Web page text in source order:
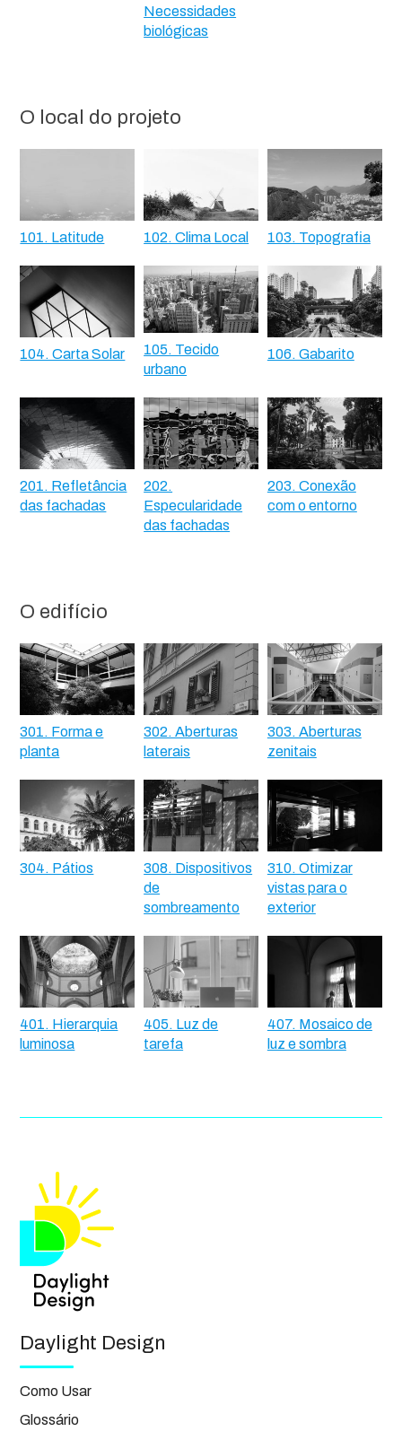
Necessidades
biológicas
O local do projeto
101. Latitude 102. Clima Local 103. Topografia
104. Carta Solar
105. Tecido
urbano
106. Gabarito
201. Refletância
das fachadas
202.
Especularidade
das fachadas
203. Conexão
com o entorno
O edifício
301. Forma e
planta
302. Aberturas
laterais
303. Aberturas
zenitais
304. Pátios
308. Dispositivos
de
sombreamento
310. Otimizar
vistas para o
exterior
401. Hierarquia
luminosa
405. Luz de
tarefa
407. Mosaico de
luz e sombra
Daylight Design
Como Usar
Glossário